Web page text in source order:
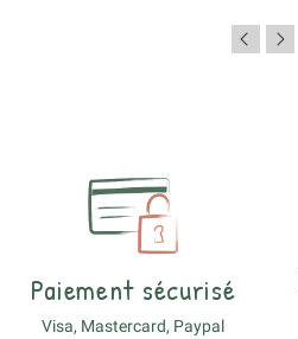
Paiement sécurisé
Visa, Mastercard, Paypal